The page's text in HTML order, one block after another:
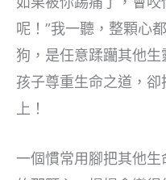
呢！”我一聽，整顆心
狗，是任意蹂躪其他
孩子尊重生命之道，
上！
一個慣常用腳把其他